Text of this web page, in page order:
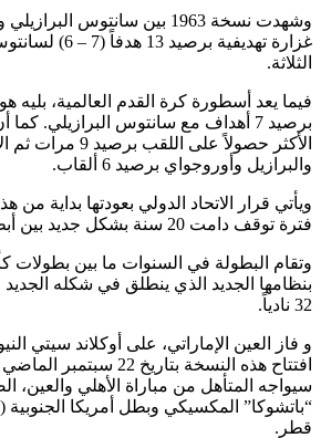
وشهدت نسخة 1963 بين سانتوس
غزارة تهديفية
الثلاثة.
فيما يعد أسطورة كرة القدم العالمية، بليه
برصيد 7 أهداف مع سانتوس البرازيلي. كما
والبرازيل وأوروجواي برصيد 6 ألقاب.
فترة توقف دامت 20 سنة بشكل جديد بين أبطال القارات الست.
وتقام البطولة في السنوات ما بين بطولات
بنظامها الجديد الذي ينطلق في شكله الجديد
32 نادياً.
افتتاح هذه النسخة بتاريخ
سيواجه المتأهل من مباراة الأهلي والعين،
قطر.